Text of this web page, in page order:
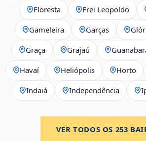
Floresta Frei Leopoldo
Gameleira Garças
Graça Grajaú
Havaí Heliópolis Horto
Indaiá Independência
VER TODOS OS 253